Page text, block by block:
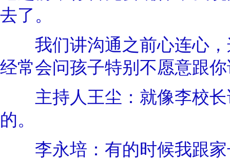
去了。
我们讲沟通之前心连心，
经常会问孩子特别不愿意跟
主持人王尘：就像李校长
的。
李永培：有的时候我跟家